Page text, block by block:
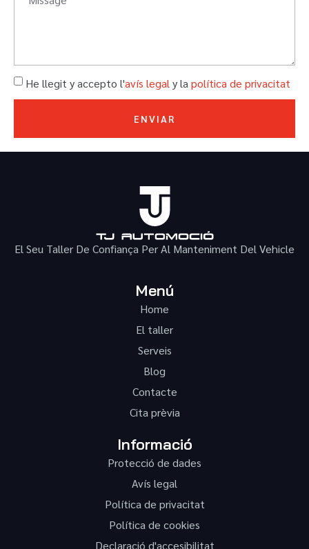
He llegit y accepto l'avís legal y la política de privacitat
ENVIAR
El Seu Taller De Confiança Per Al Manteniment Del Vehicle
Menú
Home
El taller
Serveis
Blog
Contacte
Cita prèvia
Informació
Protecció de dades
Avís legal
Política de privacitat
Política de cookies
Declaració d'accesibilitat